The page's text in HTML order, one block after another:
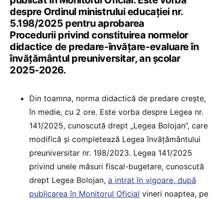
despre Ordinul ministrului educației nr.
5.198/2025 pentru aprobarea
Procedurii privind constituirea normelor
didactice de predare-învățare-evaluare în
învățământul preuniversitar, an școlar
2025-2026.
Din toamna, norma didactică de predare crește,
în medie, cu 2 ore. Este vorba despre Legea nr.
141/2025, cunoscută drept „Legea Bolojan”, care
modifică și completează Legea învățământului
preuniversitar nr. 198/2023. Legea 141/2025
privind unele măsuri fiscal-bugetare, cunoscută
drept Legea Bolojan, a intrat în vigoare, după
publicarea în Monitorul Oficial vineri noaptea, pe